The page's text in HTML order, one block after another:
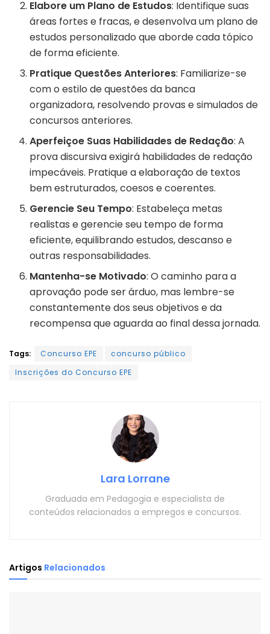
Elabore um Plano de Estudos: Identifique suas
áreas fortes e fracas, e desenvolva um plano de
estudos personalizado que aborde cada tópico
de forma eficiente.
Pratique Questões Anteriores: Familiarize-se
com o estilo de questões da banca
organizadora, resolvendo provas e simulados de
concursos anteriores.
Aperfeiçoe Suas Habilidades de Redação: A
prova discursiva exigirá habilidades de redação
impecáveis. Pratique a elaboração de textos
bem estruturados, coesos e coerentes.
Gerencie Seu Tempo: Estabeleça metas
realistas e gerencie seu tempo de forma
eficiente, equilibrando estudos, descanso e
outras responsabilidades.
Mantenha-se Motivado: O caminho para a
aprovação pode ser árduo, mas lembre-se
constantemente dos seus objetivos e da
recompensa que aguarda ao final dessa jornada.
Tags: Concurso EPE
concurso público
Inscrições do Concurso EPE
Lara Lorrane
Graduada em Pedagogia e especialista de
conteúdos relacionados a empregos e concursos.
Artigos Relacionados